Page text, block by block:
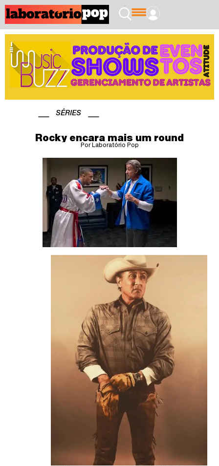
SÉRIES
Rocky encara mais um round
Por Laboratório Pop